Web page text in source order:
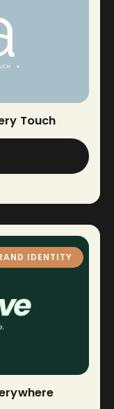
Touch
IDENTITY